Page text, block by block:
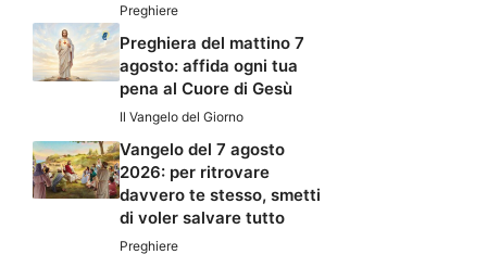
Preghiere
Preghiera del mattino 7
agosto: affida ogni tua
pena al Cuore di Gesù
Il Vangelo del Giorno
Vangelo del 7 agosto
2026: per ritrovare
davvero te stesso, smetti
di voler salvare tutto
Preghiere